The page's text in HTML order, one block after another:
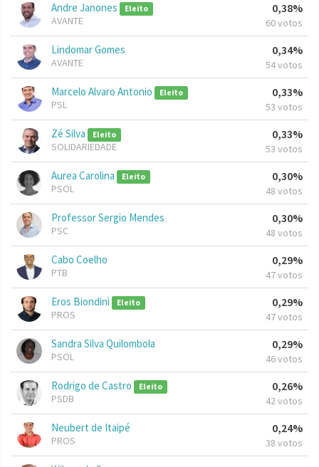
Andre Janones Eleito
AVANTE
0,38%
60 votos
Lindomar Gomes
AVANTE
0,34%
54 votos
Marcelo Alvaro Antonio Eleito
PSL
0,33%
53 votos
Zé Silva Eleito
SOLIDARIEDADE
0,33%
53 votos
Aurea Carolina Eleito
PSOL
0,30%
48 votos
Professor Sergio Mendes
PSC
0,30%
48 votos
Cabo Coelho
PTB
0,29%
47 votos
Eros Biondini Eleito
PROS
0,29%
47 votos
Sandra Silva Quilombola
PSOL
0,29%
46 votos
Rodrigo de Castro Eleito
PSDB
0,26%
42 votos
Neubert de Itaipé
PROS
0,24%
38 votos